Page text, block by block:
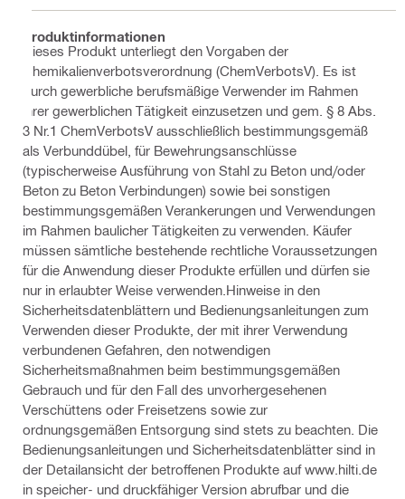
Produktinformationen
Dieses Produkt unterliegt den Vorgaben der
Chemikalienverbotsverordnung (ChemVerbotsV). Es ist
durch gewerbliche berufsmäßige Verwender im Rahmen
ihrer gewerblichen Tätigkeit einzusetzen und gem. § 8 Abs.
3 Nr.1 ChemVerbotsV ausschließlich bestimmungsgemäß
als Verbunddübel, für Bewehrungsanschlüsse
(typischerweise Ausführung von Stahl zu Beton und/oder
Beton zu Beton Verbindungen) sowie bei sonstigen
bestimmungsgemäßen Verankerungen und Verwendungen
im Rahmen baulicher Tätigkeiten zu verwenden. Käufer
müssen sämtliche bestehende rechtliche Voraussetzungen
für die Anwendung dieser Produkte erfüllen und dürfen sie
nur in erlaubter Weise verwenden.Hinweise in den
Sicherheitsdatenblättern und Bedienungsanleitungen zum
Verwenden dieser Produkte, der mit ihrer Verwendung
verbundenen Gefahren, den notwendigen
Sicherheitsmaßnahmen beim bestimmungsgemäßen
Gebrauch und für den Fall des unvorhergesehenen
Verschüttens oder Freisetzens sowie zur
ordnungsgemäßen Entsorgung sind stets zu beachten. Die
Bedienungsanleitungen und Sicherheitsdatenblätter sind in
der Detailansicht der betroffenen Produkte auf www.hilti.de
in speicher- und druckfähiger Version abrufbar und die